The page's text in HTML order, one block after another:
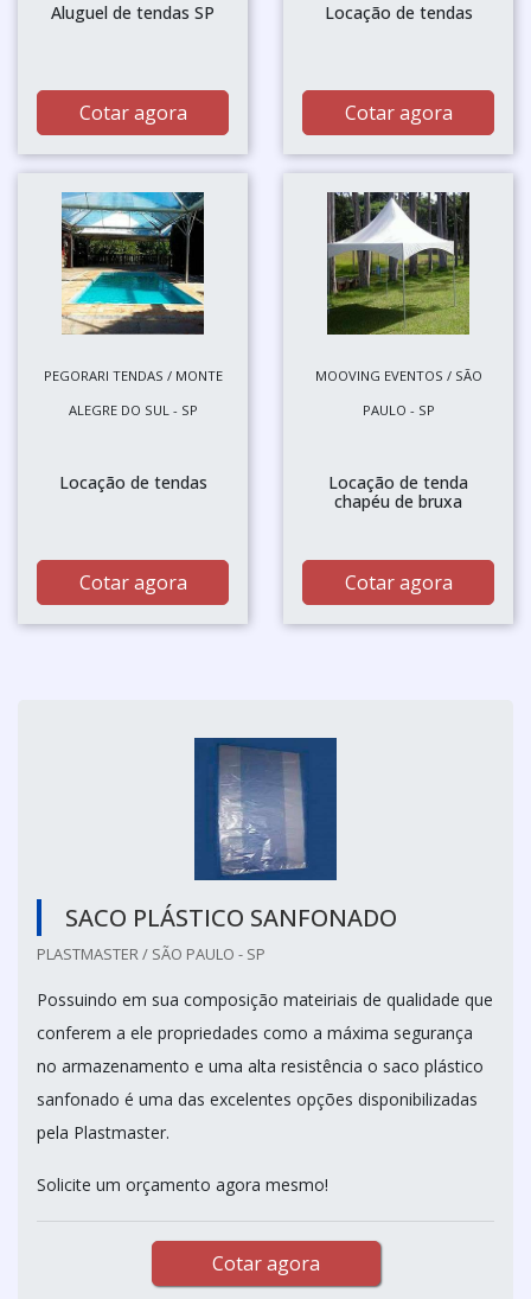
Aluguel de tendas SP
Cotar agora
Locação de tendas
Cotar agora
PEGORARI TENDAS / MONTE
ALEGRE DO SUL - SP
Locação de tendas
Cotar agora
MOOVING EVENTOS / SÃO
PAULO - SP
Locação de tenda
chapéu de bruxa
Cotar agora
SACO PLÁSTICO SANFONADO
PLASTMASTER / SÃO PAULO - SP
Possuindo em sua composição mateiriais de qualidade que
conferem a ele propriedades como a máxima segurança
no armazenamento e uma alta resistência o saco plástico
sanfonado é uma das excelentes opções disponibilizadas
pela Plastmaster.
Solicite um orçamento agora mesmo!
Cotar agora